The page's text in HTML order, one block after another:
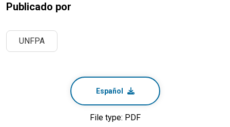
Publicado por
UNFPA
Español
File type: PDF